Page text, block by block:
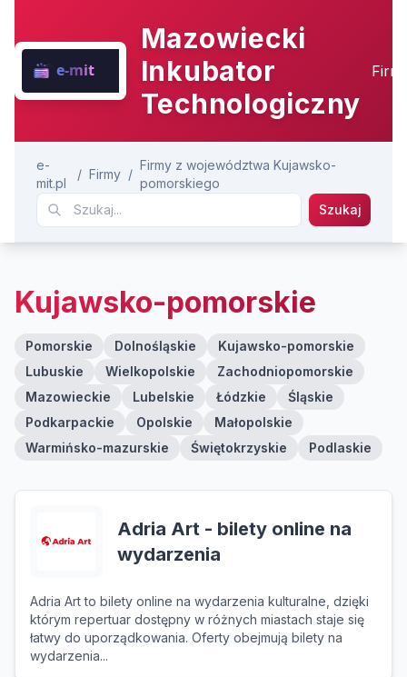
Mazowiecki
Inkubator
Technologiczny
e-
mit.pl
/ Firmy /
Firmy z województwa Kujawsko-
pomorskiego
Szukaj
Kujawsko-pomorskie
Pomorskie Dolnośląskie
Kujawsko-pomorskie
Lubuskie
Wielkopolskie
Zachodniopomorskie
Mazowieckie
Lubelskie Łódzkie
Śląskie
Podkarpackie
Opolskie
Małopolskie
Warmińsko-mazurskie
Świętokrzyskie Podlaskie
Adria Art - bilety online na
wydarzenia
Adria Art to bilety online na wydarzenia kulturalne, dzięki
którym repertuar dostępny w różnych miastach staje się
łatwy do uporządkowania. Oferty obejmują bilety na
wydarzenia...